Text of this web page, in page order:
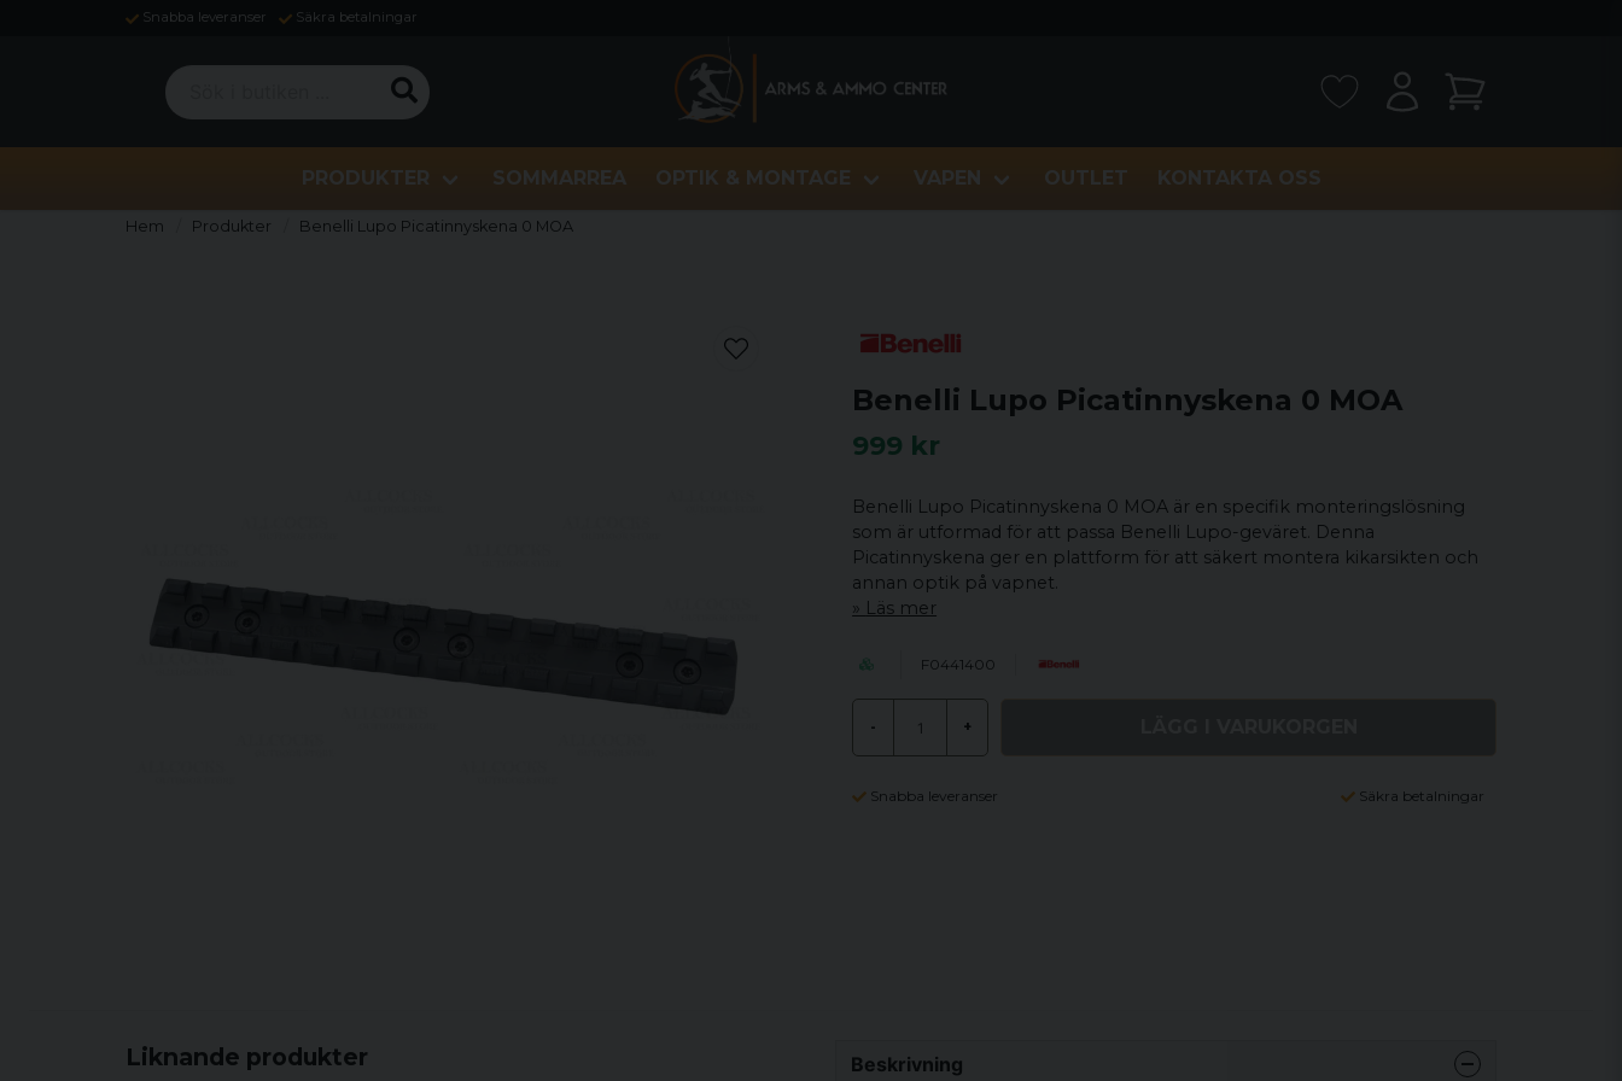
Snabba leveranser Säkra betalningar
Sök i butiken ...
PRODUKTER SOMMARREA OPTIK & MONTAGE VAPEN OUTLET KONTAKTA OSS
Hem Produkter Benelli Lupo Picatinnyskena 0 MOA
Benelli Lupo Picatinnyskena 0 MOA
999 kr
Benelli Lupo Picatinnyskena 0 MOA är en specifik monteringslösning
som är utformad för att passa Benelli Lupo-geväret. Denna
Picatinnyskena ger en plattform för att säkert montera kikarsikten och
annan optik på vapnet.
Läs mer
F0441400
- +
Snabba leveranser Säkra betalningar
Liknande produkter Beskrivning